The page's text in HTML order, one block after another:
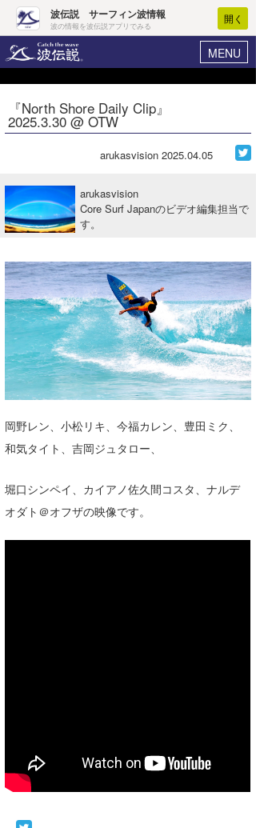
波伝説 サーフィン波情報
波の情報を波伝説アプリでみる
開く
MENU
ヘルプ マイホーム
ログイン
波情報･概況
WAVE HUNTER 波予想ツール
ニュース
サーフィンエリアガイド
会員メニュー
今月のプレゼント
『North Shore Daily Clip』
2025.3.30 @ OTW
arukasvision 2025.04.05
arukasvision
Core Surf Japanのビデオ編集担当で
す。
岡野レン、小松リキ、今福カレン、豊田ミク、
和気タイト、吉岡ジュタロー、
堀口シンペイ、カイアノ佐久間コスタ、ナルデ
オダト＠オフザの映像です。
Core Surf Japan
アート＆エンタメ
トラベル
ショップ情報
ショップ情報
湘南
千葉北
伊豆
ウラナミ
お知らせ
その他
ルール＆How to
Naoya Kimoto
メディア